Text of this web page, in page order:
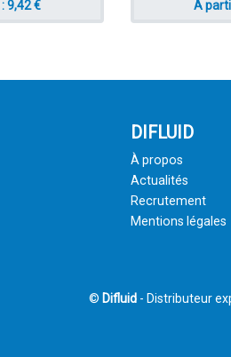
9,42 € À
DIFLUID
À propos
Actualités
Recrutement
Mentions légales
© Difluid- Distributeur